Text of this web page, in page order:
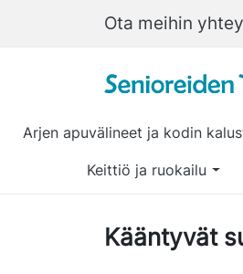
Ota meihin
Arjen apuvälineet ja kodin
Keittiö ja ruokailu
Kääntyvät